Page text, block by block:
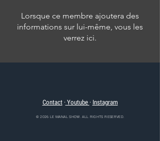
Lorsque ce membre ajoutera des
informations sur lui-même, vous les
verrez ici.
Contact· Youtube · Instagram
© 2026 LE MANAL SHOW. ALL RIGHTS RESERVED.